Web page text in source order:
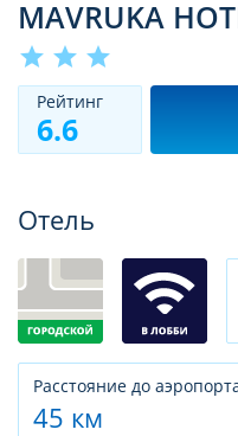
MAVRUKA
star star star
Рeйтинг
6.6
Отель
Расстояние до
45 км